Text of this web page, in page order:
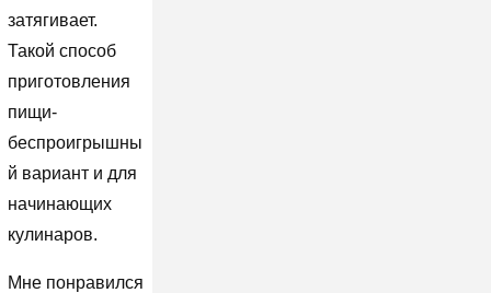
затягивает.
Такой способ
приготовления
пищи-
беспроигрышны
й вариант и для
начинающих
кулинаров.
Мне понравился